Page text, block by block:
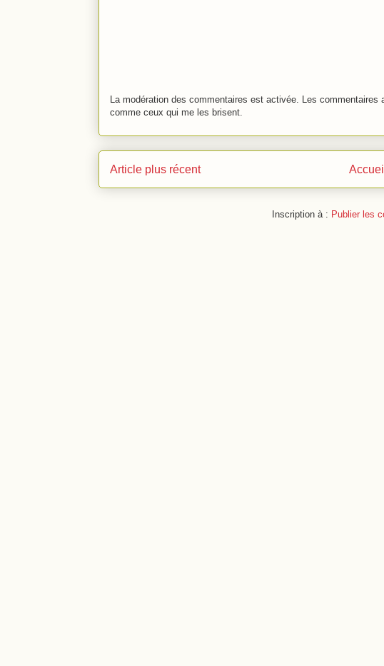
La modération des commentaires est activée. Les
comme ceux qui me les brisent.
Article plus récent Accueil
Inscription à : Publier les